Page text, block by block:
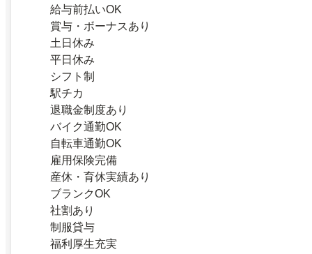
給与前払いOK
賞与・ボーナスあり
土日休み
平日休み
シフト制
駅チカ
退職金制度あり
バイク通勤OK
自転車通勤OK
雇用保険完備
産休・育休実績あり
ブランクOK
社割あり
制服貸与
福利厚生充実